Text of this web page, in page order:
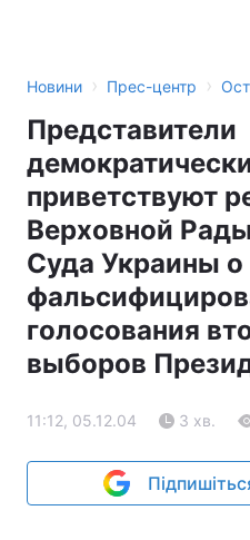
Новини › Прес-центр ›
Представители
приветствуют
Верховной
Суда Украины о
голосования
выборов
11:12, 05.12.04 3 хв.